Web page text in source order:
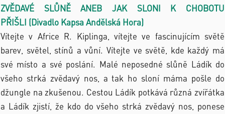
ZVĚDAVÉ SLŮNĚ ANEB JAK SLONI K CHOBOTU
PŘIŠLI (Divadlo Kapsa Andělská Hora)
Vítejte v Africe R. Kiplinga, vítejte ve fascinujícím světě
barev, světel, stínů a vůní. Vítejte ve světě, kde každý má
své místo a své poslání. Malé neposedné slůně Ládík do
všeho strká zvědavý nos, a tak ho sloní máma pošle do
džungle na zkušenou. Cestou Ládík potkává různá zvířátka
a Ládík zjistí, že kdo do všeho strká zvědavý nos, ponese